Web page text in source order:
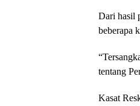
Dari hasil
beberapa
tentang
Kasat